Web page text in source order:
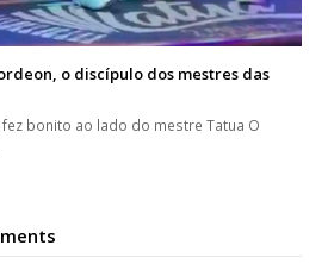
o discípulo dos mestres das
bonito ao lado do mestre Tatua O